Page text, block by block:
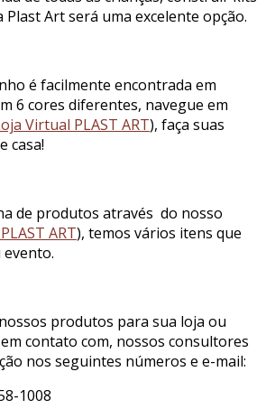
Art será uma excelente opção.
é facilmente encontrada em
6 cores diferentes, navegue em
Virtual PLAST ART), faça suas
casa!
de produtos através do nosso
ART), temos vários itens que
produtos para sua loja ou
contato com, nossos consultores
nos seguintes números e e-mail:
1008